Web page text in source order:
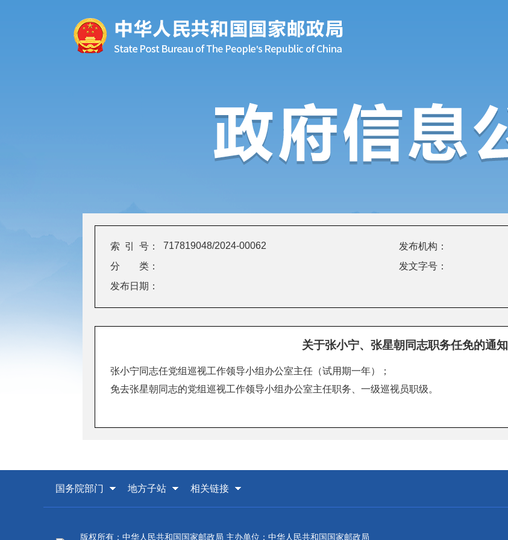
索 引 号： 717819048/2024-00062
发布机构：
分 类：
发文字号：
发布日期：
关于张小宁、张星朝同志职务任免的通知
张小宁同志任党组巡视工作领导小组办公室主任（试用期一年）；
免去张星朝同志的党组巡视工作领导小组办公室主任职务、一级巡视员职级。
国务院部门 地方子站 相关链接
版权所有：中华人民共和国国家邮政局 主办单位：中华人民共和国国家邮政局